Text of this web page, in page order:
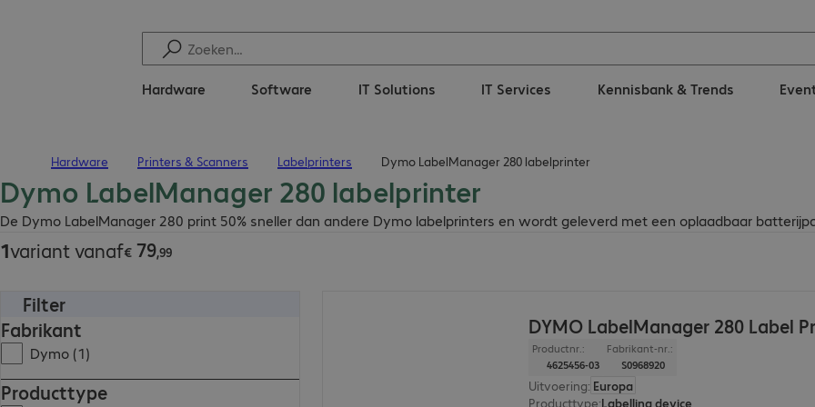
Hardware Software IT Solutions IT Services Kennisbank & Trends
Hardware Printers & Scanners Labelprinters Dymo LabelManager 280 labelprinter
Dymo LabelManager 280 labelprinter
De Dymo LabelManager 280 print 50% sneller dan andere Dymo labelprinters en wordt geleverd met een oplaadbaar
1variant vanaf€ 79,99
€ 79,99
Filter
Fabrikant
Dymo (1)
Producttype
DYMO LabelManager 280 Label
Productnr.:
4625456-03
Fabrikant-nr.:
S0968920
Uitvoering: Europa
Producttype:Labelling device